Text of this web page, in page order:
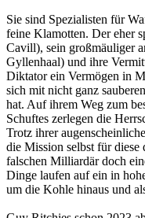
Sie sind Spezialisten für
feine Klamotten. Der eher
Cavill), sein großmäuliger
Gyllenhaal) und ihre
Diktator ein Vermögen in
sich mit nicht ganz
hat. Auf ihrem Weg zum
Schuftes zerlegen die
Trotz ihrer
die Mission selbst für diese
falschen Milliardär doch
Dinge laufen auf ein in
um die Kohle hinaus und